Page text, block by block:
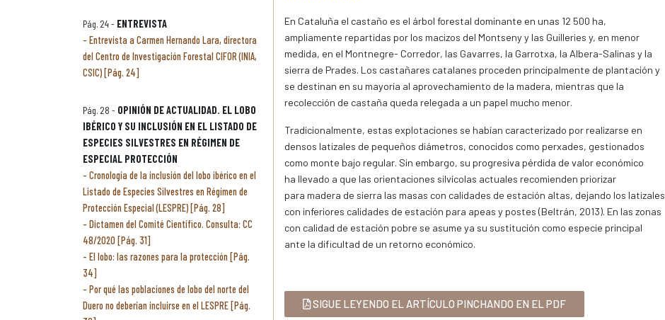
Pág. 24 - ENTREVISTA
Entrevista a Carmen Hernando Lara, directora
del Centro de Investigación Forestal CIFOR (INIA,
CSIC) [Pág. 24]
Pág. 28 - OPINIÓN DE ACTUALIDAD. EL LOBO
IBÉRICO Y SU INCLUSIÓN EN EL LISTADO DE
ESPECIES SILVESTRES EN RÉGIMEN DE
ESPECIAL PROTECCIÓN
Cronología de la inclusión del lobo ibérico en el
Listado de Especies Silvestres en Régimen de
Protección Especial (LESPRE) [Pág. 28]
Dictamen del Comité Científico. Consulta: CC
48/2020 [Pág. 31]
El lobo: las razones para la protección [Pág.
34]
Por qué las poblaciones de lobo del norte del
Duero no deberían incluirse en el LESPRE [Pág.
En Cataluña el castaño es el árbol forestal dominante en unas 12 500 ha,
ampliamente repartidas por los macizos del Montseny y las Guilleries y, en menor
medida, en el Montnegre- Corredor, las Gavarres, la Garrotxa, la Albera-Salinas y la
sierra de Prades. Los castañares catalanes proceden principalmente de plantación y
se destinan en su mayoría al aprovechamiento de la madera, mientras que la
recolección de castaña queda relegada a un papel mucho menor.
Tradicionalmente, estas explotaciones se habían caracterizado por realizarse en
densos latizales de pequeños diámetros, conocidos como perxades, gestionados
como monte bajo regular. Sin embargo, su progresiva pérdida de valor económico
ha llevado a que las orientaciones silvícolas actuales recomienden priorizar
para madera de sierra las masas con calidades de estación altas, dejando los latizales
con inferiores calidades de estación para apeas y postes (Beltrán, 2013). En las zonas
con calidad de estación pobre se asume ya su sustitución como especie principal
ante la dificultad de un retorno económico.
SIGUE LEYENDO EL ARTÍCULO PINCHANDO EN EL PDF